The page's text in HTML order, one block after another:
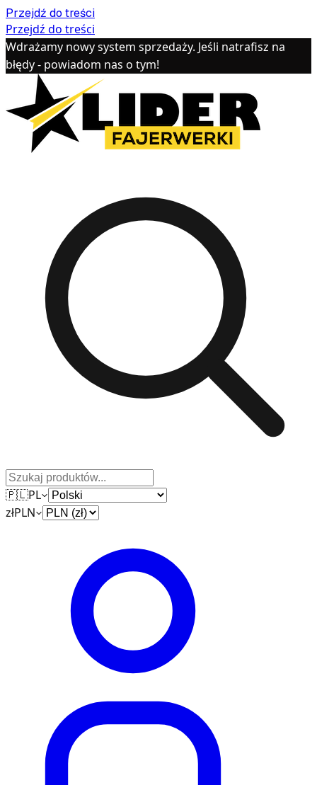
Przejdź do treści
Przejdź do treści
Wdrażamy nowy system sprzedaży. Jeśli natrafisz na
błędy - powiadom nas o tym!
🇵🇱PL
złPLN